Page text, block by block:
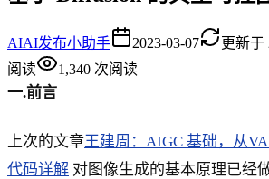
AIAI发布小助手 2023-03-07 更新于
阅读
1,340 次阅读
一.前言
上次的文章王建周：AIGC 基础，从
代码详解 对图像生成的基本原理已经